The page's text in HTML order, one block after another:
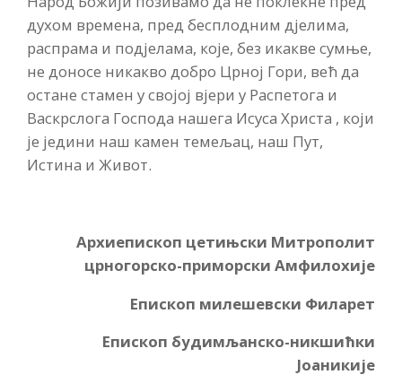
духом времена, пред бесплодним дјелима,
распрама и подјелама, које, без икакве сумње,
не доносе никакво добро Црној Гори, већ да
остане стамен у својој вјери у Распетога и
Васкрслога Господа нашега Исуса Христа , који
је једини наш камен темељац, наш Пут,
Истина и Живот.
Архиепископ цетињски Митрополит
црногорско-приморски Амфилохије
Епископ милешевски Филарет
Епископ будимљанско-никшићки
Јоаникије